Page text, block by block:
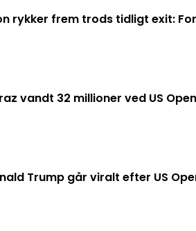
rykker frem trods tidligt exit:
vandt 32 millioner ved US
Trump går viralt efter US